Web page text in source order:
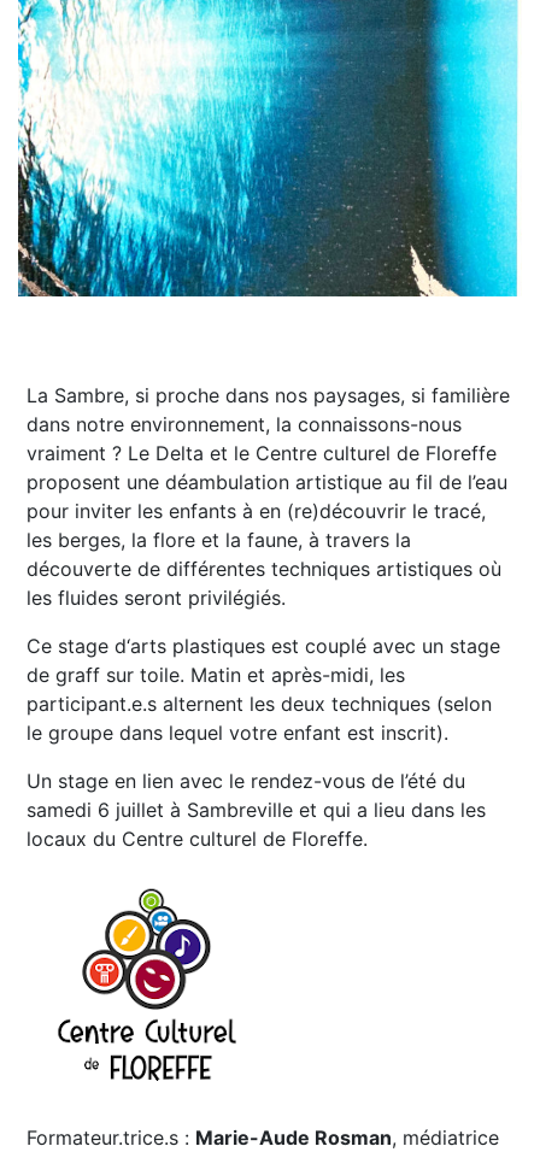
La Sambre, si proche dans nos paysages, si familière
dans notre environnement, la connaissons-nous
vraiment ? Le Delta et le Centre culturel de Floreffe
proposent une déambulation artistique au fil de l’eau
pour inviter les enfants à en (re)découvrir le tracé,
les berges, la flore et la faune, à travers la
découverte de différentes techniques artistiques où
les fluides seront privilégiés.
Ce stage d‘arts plastiques est couplé avec un stage
de graff sur toile. Matin et après-midi, les
participant.e.s alternent les deux techniques (selon
le groupe dans lequel votre enfant est inscrit).
Un stage en lien avec le rendez-vous de l’été du
samedi 6 juillet à Sambreville et qui a lieu dans les
locaux du Centre culturel de Floreffe.
Formateur.trice.s : Marie-Aude Rosman, médiatrice